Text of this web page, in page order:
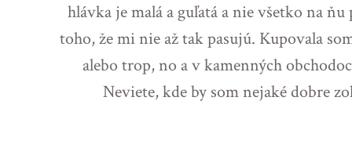
hlávka je malá a guľatá a nie všetko na
toho, že mi nie až tak pasujú. Kupovala
alebo trop, no a v kamenných
Neviete, kde by som nejaké dobre